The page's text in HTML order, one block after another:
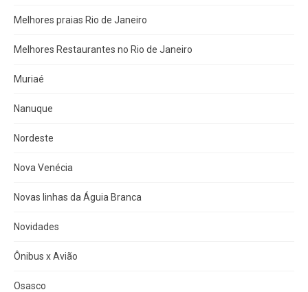
Melhores praias Rio de Janeiro
Melhores Restaurantes no Rio de Janeiro
Muriaé
Nanuque
Nordeste
Nova Venécia
Novas linhas da Águia Branca
Novidades
Ônibus x Avião
Osasco